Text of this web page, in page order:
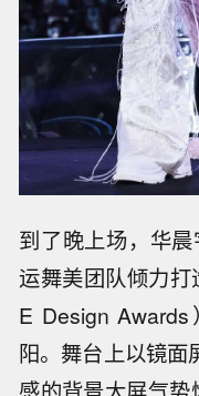
到了晚上场，华
运舞美团队倾力
E Design
阳。舞台上以镜面